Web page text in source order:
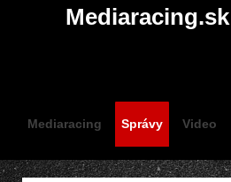
Mediaracing.sk
Mediaracing Správy Video